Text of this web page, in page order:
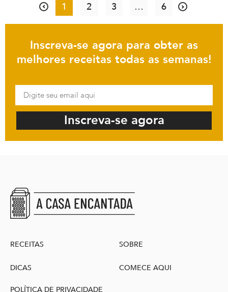
1 2 3 … 6
Inscreva-se agora para obter as
melhores receitas todas as semanas!
Inscreva-se agora
RECEITAS
DICAS
SOBRE
COMECE AQUI
POLÍTICA DE PRIVACIDADE